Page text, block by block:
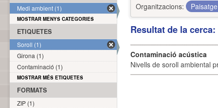
Organitzacions:
Resultat de la
Contaminació acústica
Nivells de soroll ambiental
Medi ambient (1)
MOSTRAR MENYS CATEGORIES
ETIQUETES
Soroll (1)
Girona (1)
Contaminació (1)
MOSTRAR MÉS ETIQUETES
FORMATS
ZIP (1)